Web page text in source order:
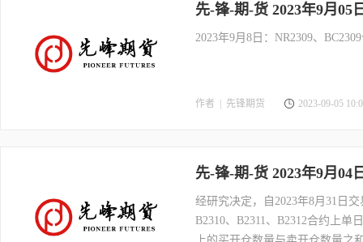
先-锋-期-货 2023年9月05
2023年9月8日：NR2309、
作者 | 先锋期货 2023-09-05
先-锋-期-货 2023年9月04
经研究决定，自2023年8月31日
B2310、B2311、B2312合约上